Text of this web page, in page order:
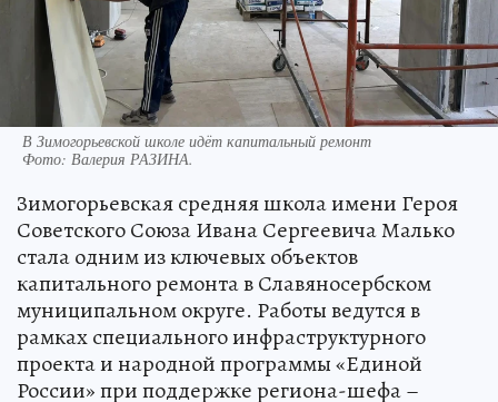
В Зимогорьевской школе идёт капитальный ремонт
Фото: Валерия РАЗИНА.
Зимогорьевская средняя школа имени Героя
Советского Союза Ивана Сергеевича Малько
стала одним из ключевых объектов
капитального ремонта в Славяносербском
муниципальном округе. Работы ведутся в
рамках специального инфраструктурного
проекта и народной программы «Единой
России» при поддержке региона-шефа –